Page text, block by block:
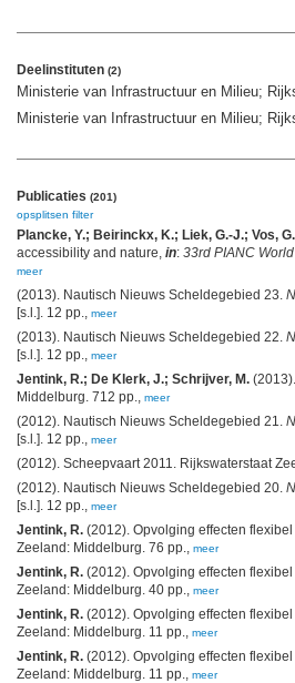
Deelinstituten (2)
Ministerie van Infrastructuur en Milieu;
Ministerie van Infrastructuur en Milieu;
Publicaties (201)
opsplitsen filter
Plancke, Y.; Beirinckx, K.; Liek, G.-J.; Vos,
accessibility and nature, in: 33rd PIANC
meer
(2013). Nautisch Nieuws Scheldegebied 23.
[s.l.]. 12 pp.,
meer
(2013). Nautisch Nieuws Scheldegebied 22.
[s.l.]. 12 pp.,
meer
Jentink, R.; De Klerk, J.; Schrijver, M.
Middelburg. 712 pp.,
meer
(2012). Nautisch Nieuws Scheldegebied 21.
[s.l.]. 12 pp.,
meer
(2012). Scheepvaart 2011. Rijkswaterstaat
(2012). Nautisch Nieuws Scheldegebied 20.
[s.l.]. 12 pp.,
meer
Jentink, R. (2012). Opvolging effecten
Zeeland: Middelburg. 76 pp.,
meer
Jentink, R. (2012). Opvolging effecten
Zeeland: Middelburg. 40 pp.,
meer
Jentink, R. (2012). Opvolging effecten
Zeeland: Middelburg. 11 pp.,
meer
Jentink, R. (2012). Opvolging effecten
Zeeland: Middelburg. 11 pp.,
meer